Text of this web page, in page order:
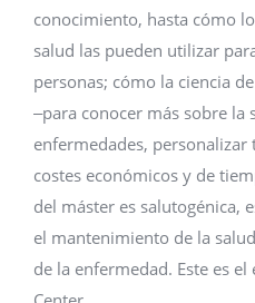
conocimiento, hasta cómo
salud las pueden utilizar
personas; cómo la ciencia
‒para conocer más sobre la
enfermedades,
costes económicos y de
del máster es salutogénica,
el mantenimiento de la
de la enfermedad. Este es